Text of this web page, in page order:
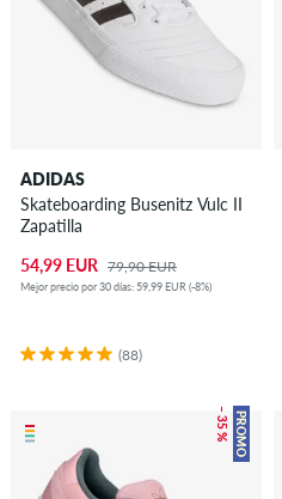
ADIDAS
Skateboarding Busenitz Vulc II
Zapatilla
54,99 EUR 79,90 EUR
Mejor precio por 30 días: 59,99 EUR (-8%)
(88)
PROMO
– 35 %